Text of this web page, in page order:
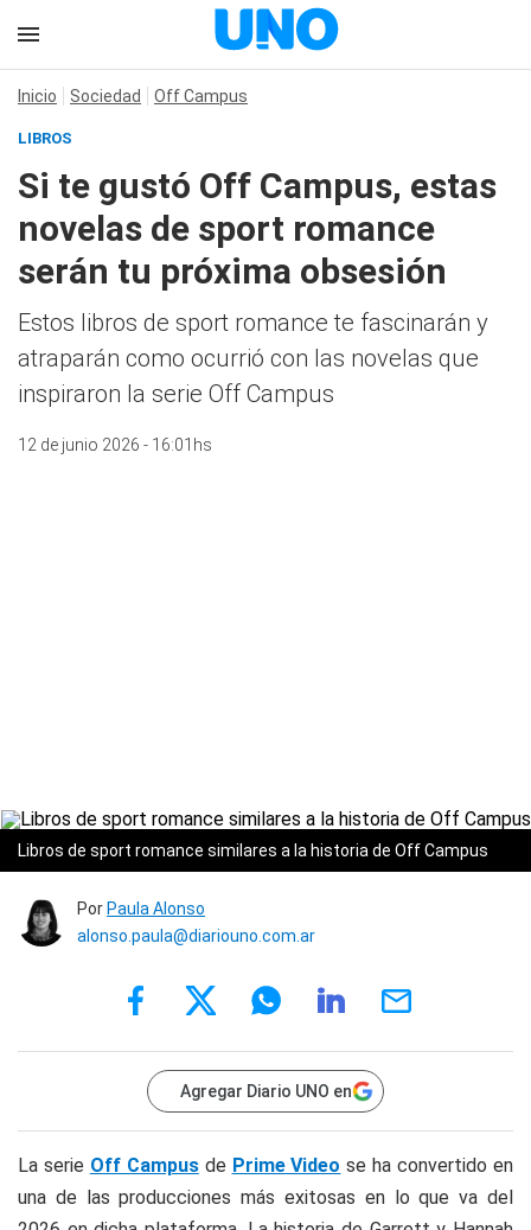
Inicio Sociedad Off Campus
LIBROS
Si te gustó Off Campus, estas
novelas de sport romance
serán tu próxima obsesión
Estos libros de sport romance te fascinarán y
atraparán como ocurrió con las novelas que
inspiraron la serie Off Campus
12 de junio 2026 - 16:01hs
Libros de sport romance similares a la historia de Off Campus
Por Paula Alonso
alonso.paula@diariouno.com.ar
Agregar Diario UNO en
La serie Off Campusde Prime Video se ha convertido en
una de las producciones más exitosas en lo que va del